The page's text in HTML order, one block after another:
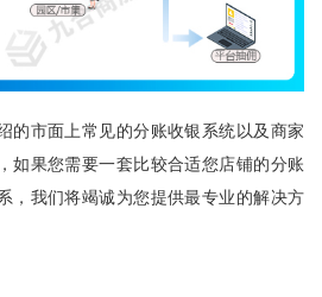
的市面上常见的分账收银系统以及商家
如果您需要一套比较合适您店铺的分账
，我们将竭诚为您提供最专业的解决方